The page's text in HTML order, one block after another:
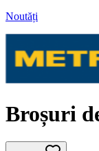
Noutăți
Broșuri